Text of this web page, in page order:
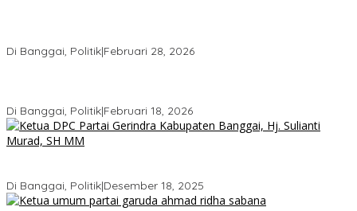
Di Banggai, Politik|Februari 28, 2026
Di Banggai, Politik|Februari 18, 2026
Di Banggai, Politik|Desember 18, 2025